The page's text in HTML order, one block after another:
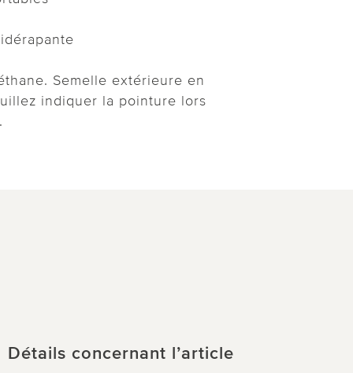
Semelle extérieure en
indiquer la pointure lors
Détails concernant l’article